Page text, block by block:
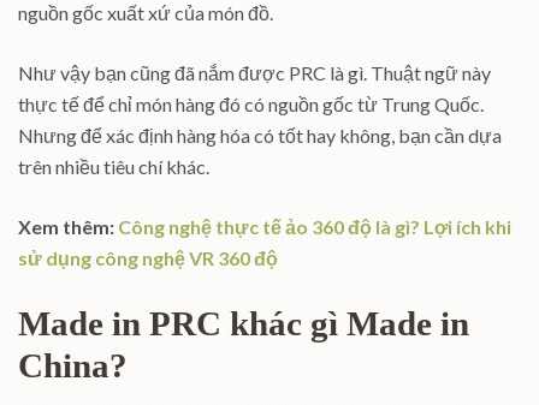
nguồn gốc xuất xứ của món đồ.
Như vậy bạn cũng đã nắm được PRC là gì. Thuật ngữ này
thực tế để chỉ món hàng đó có nguồn gốc từ Trung Quốc.
Nhưng để xác định hàng hóa có tốt hay không, bạn cần dựa
trên nhiều tiêu chí khác.
Xem thêm: Công nghệ thực tế ảo 360 độ là gì? Lợi ích khi
sử dụng công nghệ VR 360 độ
Made in PRC khác gì Made in
China?